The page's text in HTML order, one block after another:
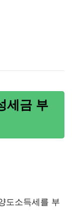
세금 부
도소득세를 부